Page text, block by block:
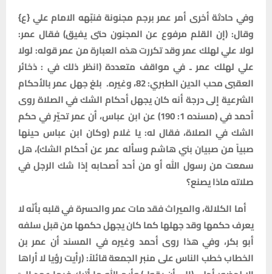
وفي حادثة أخرى أمر عمر برجم مجنونة فنبّهه الامام علي {ع}
وقال: (إن القلم مرفوع عن المجنون حتى يفيق) فقال عمر:
لولا علي لهلك عمر وقد تكررت هذه العبارة من عمر قوله: لولا
علي لهلك عمر ـ في مواقف متعددة (انظر ذلك في : ذخائر
العقبى محب الدين الطبري: 82، وغيره. بلغ جهل عمر بالأحكام
الشرعية إلى درجة أنه كان يجهل أحكام الشك في الصلاة روى
أحمد في (مسنده 1: 190) عن ابن عباس، أن عمر تحيّر في حكم
الشك في الصلاة، فقال له: يا غلام (وكان ابن عباس حينها
صبياً من صبيان بني هاشم وسأله عمر عن أحكام الشك)، هل
سمعت من رسول الله أو من أحد أصحابه إذا شك الرجل في
صلاته ماذا يصنع؟
أما الكلالة، والميراث فقد مات عمر والحسرة في قلبه بأنّه لا
يعرف حكمها وقد جهلها كما كان يجهل حكمها من قبل سلفه
أبو بكر، وفي هذا روى أحمد وغيره في المسند أن عمر بن
الخطاب خطب الناس على منبر الجمعة قائلاً: (رأيت رؤيا لا أراها